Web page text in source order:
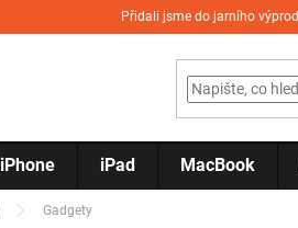
Přidali jsme do jarního
iPhone iPad MacBook
Gadgety